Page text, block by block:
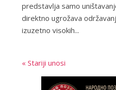
predstavlja samo
direktno ugrožava
izuzetno visokih...
« Stariji unosi